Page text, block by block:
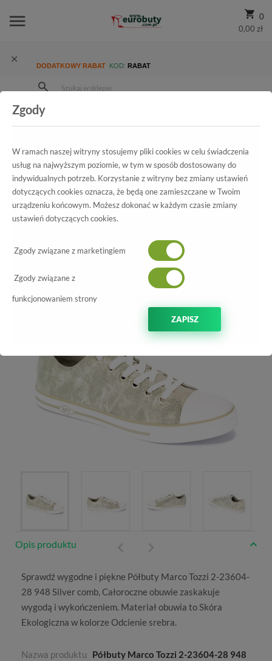
0
0,00 zł
DODATKOWY RABAT KOD: RABAT
Damskie
Półbuty
Wszystkie produkty
2-23604-28 948 Silver comb
Opis produktu
Sprawdź wygodne i piękne Półbuty Marco Tozzi 2-23604-
28 948 Silver comb, Całoroczne obuwie zaskakuje
wygodą i wykończeniem. Materiał obuwia toSkóra
Ekologiczna w kolorze Odcienie srebra.
Nazwa produktu
Półbuty Marco Tozzi 2-23604-28 948
Zgody
W ramach naszej witryny stosujemy pliki cookies w celu świadczenia
usług na najwyższym poziomie, w tym w sposób dostosowany do
indywidualnych potrzeb. Korzystanie z witryny bez zmiany ustawień
dotyczących cookies oznacza, że będą one zamieszczane w Twoim
urządzeniu końcowym. Możesz dokonać w każdym czasie zmiany
ustawień dotyczących cookies.
Zgody związane z marketingiem
Zgody związane z
funkcjonowaniem strony
ZAPISZ